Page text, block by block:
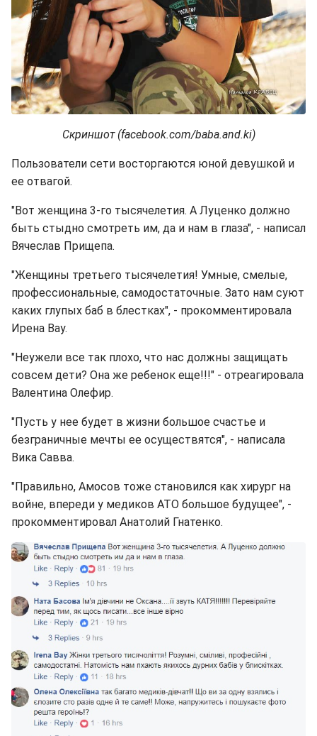
Скриншот (facebook.com/baba.and.ki)
Пользователи сети восторгаются юной девушкой и
ее отвагой.
"Вот женщина 3-го тысячелетия. А Луценко должно
быть стыдно смотреть им, да и нам в глаза", - написал
Вячеслав Прищепа.
"Женщины третьего тысячелетия! Умные, смелые,
профессиональные, самодостаточные. Зато нам суют
каких глупых баб в блестках", - прокомментировала
Ирена Вау.
"Неужели все так плохо, что нас должны защищать
совсем дети? Она же ребенок еще!!!" - отреагировала
Валентина Олефир.
"Пусть у нее будет в жизни большое счастье и
безграничные мечты ее осуществятся", - написала
Вика Савва.
"Правильно, Амосов тоже становился как хирург на
войне, впереди у медиков АТО большое будущее", -
прокомментировал Анатолий Гнатенко.